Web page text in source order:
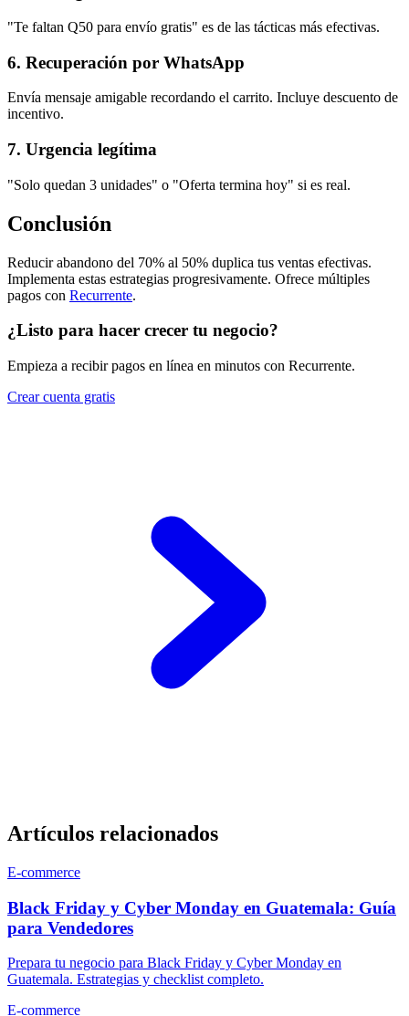
"Te faltan Q50 para envío gratis" es de las tácticas más efectivas.
6. Recuperación por WhatsApp
Envía mensaje amigable recordando el carrito. Incluye descuento de
incentivo.
7. Urgencia legítima
"Solo quedan 3 unidades" o "Oferta termina hoy" si es real.
Conclusión
Reducir abandono del 70% al 50% duplica tus ventas efectivas.
Implementa estas estrategias progresivamente. Ofrece múltiples
pagos con Recurrente.
¿Listo para hacer crecer tu negocio?
Empieza a recibir pagos en línea en minutos con Recurrente.
Crear cuenta gratis
Artículos relacionados
E-commerce
Black Friday y Cyber Monday en Guatemala: Guía
para Vendedores
Prepara tu negocio para Black Friday y Cyber Monday en
Guatemala. Estrategias y checklist completo.
E-commerce